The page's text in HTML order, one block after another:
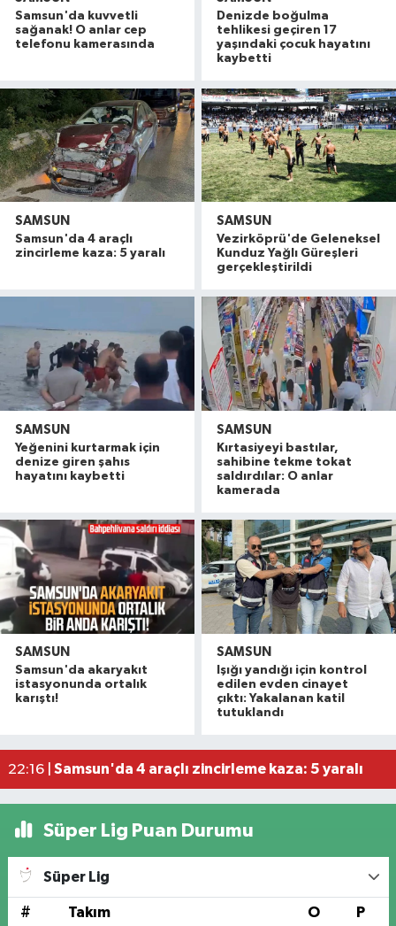
Samsun'da kuvvetli
sağanak! O anlar cep
telefonu kamerasında
Denizde boğulma
tehlikesi geçiren 17
yaşındaki çocuk hayatını
kaybetti
SAMSUN
Samsun'da 4 araçlı
zincirleme kaza: 5 yaralı
SAMSUN
Vezirköprü'de Geleneksel
Kunduz Yağlı Güreşleri
gerçekleştirildi
SAMSUN
Yeğenini kurtarmak için
denize giren şahıs
hayatını kaybetti
SAMSUN
Kırtasiyeyi bastılar,
sahibine tekme tokat
saldırdılar: O anlar
kamerada
SAMSUN
Samsun'da akaryakıt
istasyonunda ortalık
karıştı!
SAMSUN
Işığı yandığı için kontrol
edilen evden cinayet
çıktı: Yakalanan katil
tutuklandı
09:53 |Samsun'da sağanak: Yollar göle döndü
09:00 | Samsun'da faciayı genç önledi! Alev alan
Samsun'da kuvvetli sağanak! O anlar cep
22:16 | Samsun'da 4 araçlı zincirleme kaza: 5 yaralı
Süper Lig Puan Durumu
Süper Lig
# Takım O P